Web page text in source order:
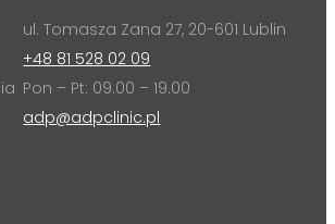
ul. Tomasza Zana 27, 20-601 Lublin
+48 81 528 02 09
Pon – Pt: 09.00 – 19.00
adp@adpclinic.pl